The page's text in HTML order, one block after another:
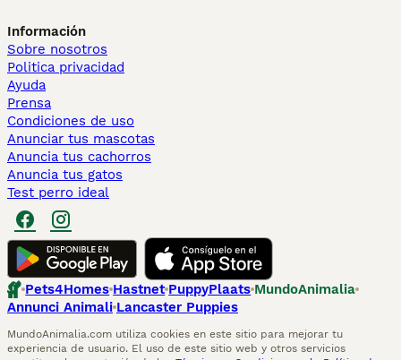
Información
Sobre nosotros
Politica privacidad
Ayuda
Prensa
Condiciones de uso
Anunciar tus mascotas
Anuncia tus cachorros
Anuncia tus gatos
Test perro ideal
Pets4Homes Hastnet PuppyPlaats MundoAnimalia
Annunci Animali Lancaster Puppies
MundoAnimalia.com utiliza cookies en este sitio para mejorar tu
experiencia de usuario. El uso de este sitio web y otros servicios